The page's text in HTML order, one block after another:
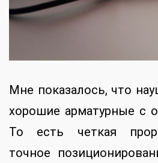
Мне показалось, что
хорошие арматурные с
То есть четкая
точное